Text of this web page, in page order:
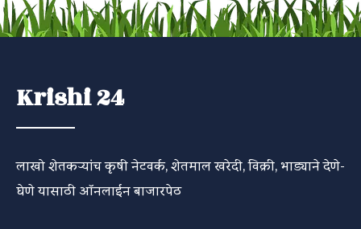
Krishi 24
लाखो शेतकऱ्यांच कृषी नेटवर्क, शेतमाल खरेदी, विक्री, भाड्याने देणे-
घेणे यासाठी ऑनलाईन बाजारपेठ